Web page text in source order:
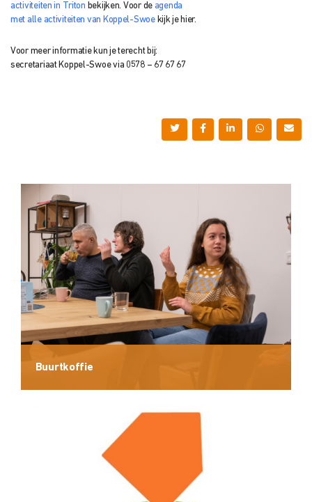
activiteiten in Triton bekijken. Voor de agenda
met alle activiteiten van Koppel-Swoekijk je hier.
Voor meer informatie kun je terecht bij:
secretariaat Koppel-Swoe via 0578 – 67 67 67
Buurtkoffie